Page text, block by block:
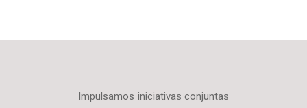
Impulsamos iniciativas conjuntas